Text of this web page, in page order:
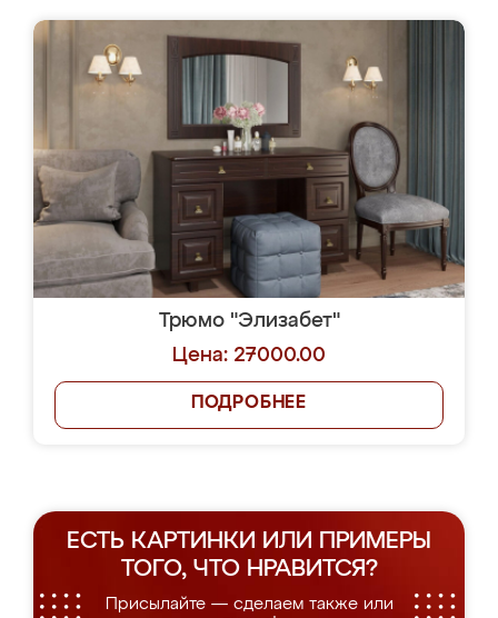
Трюмо "Элизабет"
Цена: 27000.00
ПОДРОБНЕЕ
ЕСТЬ КАРТИНКИ ИЛИ ПРИМЕРЫ
ТОГО, ЧТО НРАВИТСЯ?
Присылайте — сделаем также или